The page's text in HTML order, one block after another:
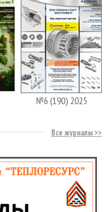
№6 (190) 2025
Все журналы